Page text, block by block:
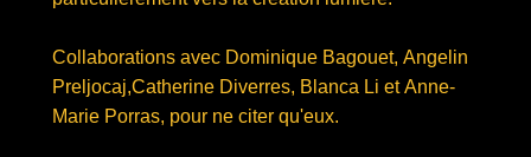
Collaborations avec Dominique Bagouet, Angelin
Preljocaj,Catherine Diverres, Blanca Li et Anne-
Marie Porras, pour ne citer qu'eux.